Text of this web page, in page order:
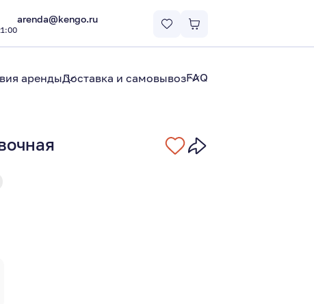
arenda@kengo.ru
арендыДоставка и самовывозFAQ